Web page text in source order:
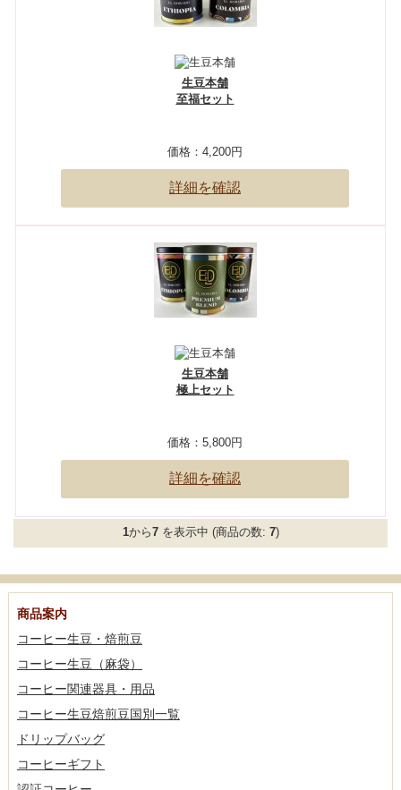
生豆本舗
至福セット
価格： 4,200円
詳細を確認
生豆本舗
極上セット
価格： 5,800円
詳細を確認
1から7を表示中 (商品の数: 7)
商品案内
コーヒー生豆・焙煎豆
コーヒー生豆（麻袋）
コーヒー関連器具・用品
コーヒー生豆焙煎豆国別一覧
ドリップバッグ
コーヒーギフト